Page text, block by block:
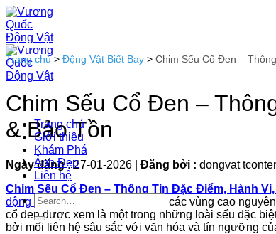
Bỏ
qua
nội
dung
Trang chủ
Giới thiệu
Khám Phá
Ảnh Đẹp
Liên hệ
Trang chủ> Động Vật Biết Bay > Chim Sếu Cổ Đen –
Chim Sếu Cổ Đen –
& Bảo Tồn
Ngày đăng :27-01-2026 Đăng bởi : dongvat
Chim Sếu Cổ Đen – Thông Tin Đặc Điểm, Hành
động vậthoang dã sinh sống tại các vùng cao
cổ đen được xem là một trong những loài sếu đặc
bởi mối liên hệ sâu sắc với văn hóa và tín ngưỡng